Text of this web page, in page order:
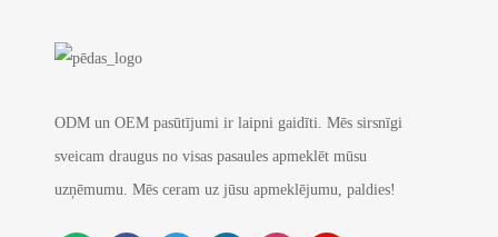
ODM un OEM pasūtījumi ir laipni gaidīti. Mēs sirsnīgi
sveicam draugus no visas pasaules apmeklēt mūsu
uzņēmumu. Mēs ceram uz jūsu apmeklējumu, paldies!